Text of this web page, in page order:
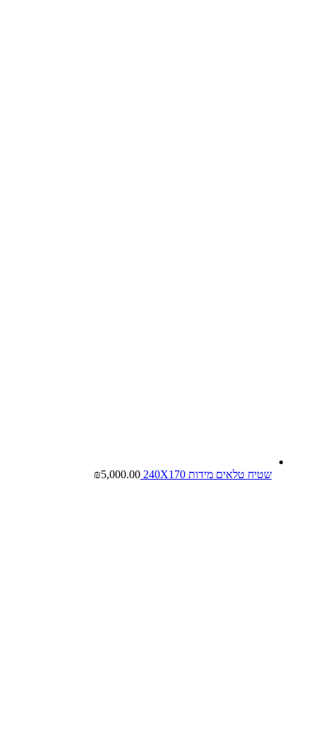
שטיח טלאים מידות 240X170 ₪5,000.00